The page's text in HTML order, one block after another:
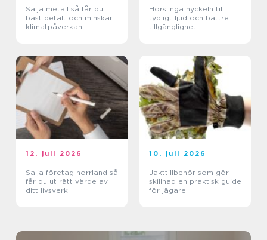
Sälja metall så får du
bäst betalt och minskar
klimatpåverkan
Hörslinga nyckeln till
tydligt ljud och bättre
tillgänglighet
12. juli 2026
Sälja företag norrland så
får du ut rätt värde av
ditt livsverk
10. juli 2026
Jakttillbehör som gör
skillnad en praktisk guide
för jägare